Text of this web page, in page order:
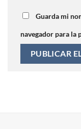
Guarda mi
navegador para la